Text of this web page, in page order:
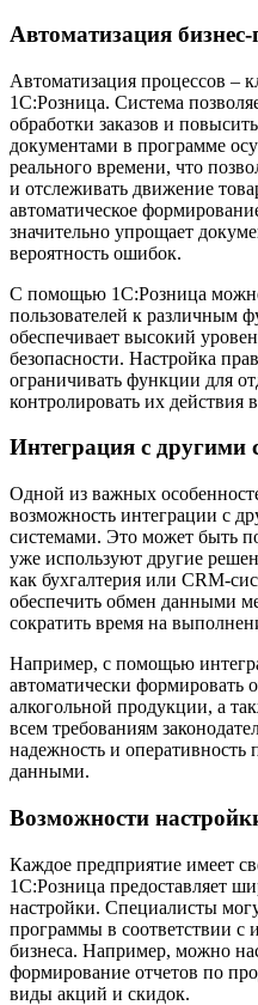
Автоматизация бизнес-
Автоматизация процессов –
1С:Розница. Система
обработки заказов и
документами в программе
реального времени, что
и отслеживать движение
автоматическое
значительно упрощает
вероятность ошибок.
С помощью 1С:Розница
пользователей к различным
обеспечивает высокий
безопасности. Настройка
ограничивать функции для
контролировать их действия
Интеграция с другими
Одной из важных
возможность интеграции с
системами. Это может быть
уже используют другие
как бухгалтерия или CRM-
обеспечить обмен данными
сократить время на
Например, с помощью
автоматически формировать
алкогольной продукции, а
всем требованиям
надежность и оперативность
данными.
Возможности
Каждое предприятие имеет
1С:Розница предоставляет
настройки. Специалисты
программы в соответствии
бизнеса. Например, можно
формирование отчетов по
виды акций и скидок.